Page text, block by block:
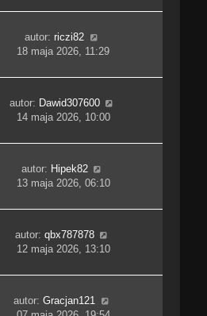
autor:riczi82
18 maja 2026, 11:29
autor: Dawid307600
14 maja 2026, 10:00
autor: Hipek82
13 maja 2026, 06:10
autor: qbx787878
12 maja 2026, 13:10
autor:Gracjan121